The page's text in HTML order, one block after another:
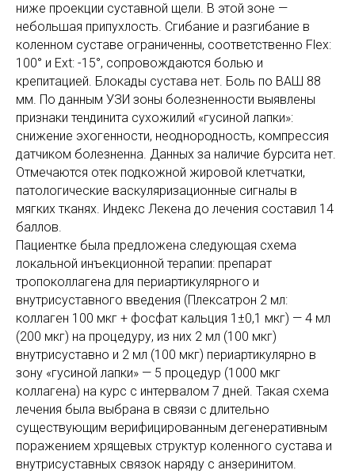
ниже проекции суставной щели. В этой зоне —
небольшая припухлость. Сгибание и разгибание в
коленном суставе ограниченны, соответственно Flex:
100° и Ext: -15°, сопровождаются болью и
крепитацией. Блокады сустава нет. Боль по ВАШ 88
мм. По данным УЗИ зоны болезненности выявлены
признаки тендинита сухожилий «гусиной лапки»:
снижение эхогенности, неоднородность, компрессия
датчиком болезненна. Данных за наличие бурсита нет.
Отмечаются отек подкожной жировой клетчатки,
патологические васкуляризационные сигналы в
мягких тканях. Индекс Лекена до лечения составил 14
баллов.
Пациентке была предложена следующая схема
локальной инъекционной терапии: препарат
тропоколлагена для периартикулярного и
внутрисуставного введения (Плексатрон 2 мл:
коллаген 100 мкг + фосфат кальция 1±0,1 мкг) — 4 мл
(200 мкг) на процедуру, из них 2 мл (100 мкг)
внутрисуставно и 2 мл (100 мкг) периартикулярно в
зону «гусиной лапки» — 5 процедур (1000 мкг
коллагена) на курс с интервалом 7 дней. Такая схема
лечения была выбрана в связи с длительно
существующим верифицированным дегенеративным
поражением хрящевых структур коленного сустава и
внутрисуставных связок наряду с анзеринитом.